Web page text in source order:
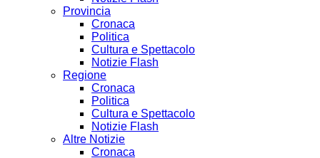
Provincia
Cronaca
Politica
Cultura e Spettacolo
Notizie Flash
Regione
Cronaca
Politica
Cultura e Spettacolo
Notizie Flash
Altre Notizie
Cronaca